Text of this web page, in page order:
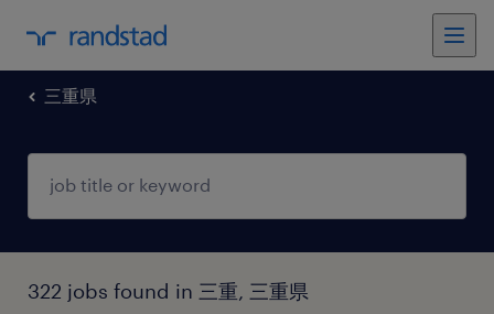
三重県
322 jobs found in 三重, 三重県